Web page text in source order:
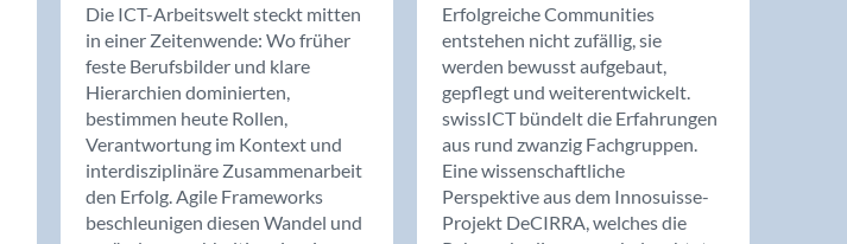
Benken (SG)
Bergdietikon
Bern - Liebefeld
Die ICT-Arbeitswelt steckt mitten
in einer Zeitenwende: Wo früher
feste Berufsbilder und klare
Hierarchien dominierten,
bestimmen heute Rollen,
Verantwortung im Kontext und
interdisziplinäre Zusammenarbeit
den Erfolg. Agile Frameworks
beschleunigen diesen Wandel und
Erfolgreiche Communities
entstehen nicht zufällig, sie
werden bewusst aufgebaut,
gepflegt und weiterentwickelt.
swissICT bündelt die Erfahrungen
aus rund zwanzig Fachgruppen.
Eine wissenschaftliche
Perspektive aus dem Innosuisse-
Projekt DeCIRRA, welches die